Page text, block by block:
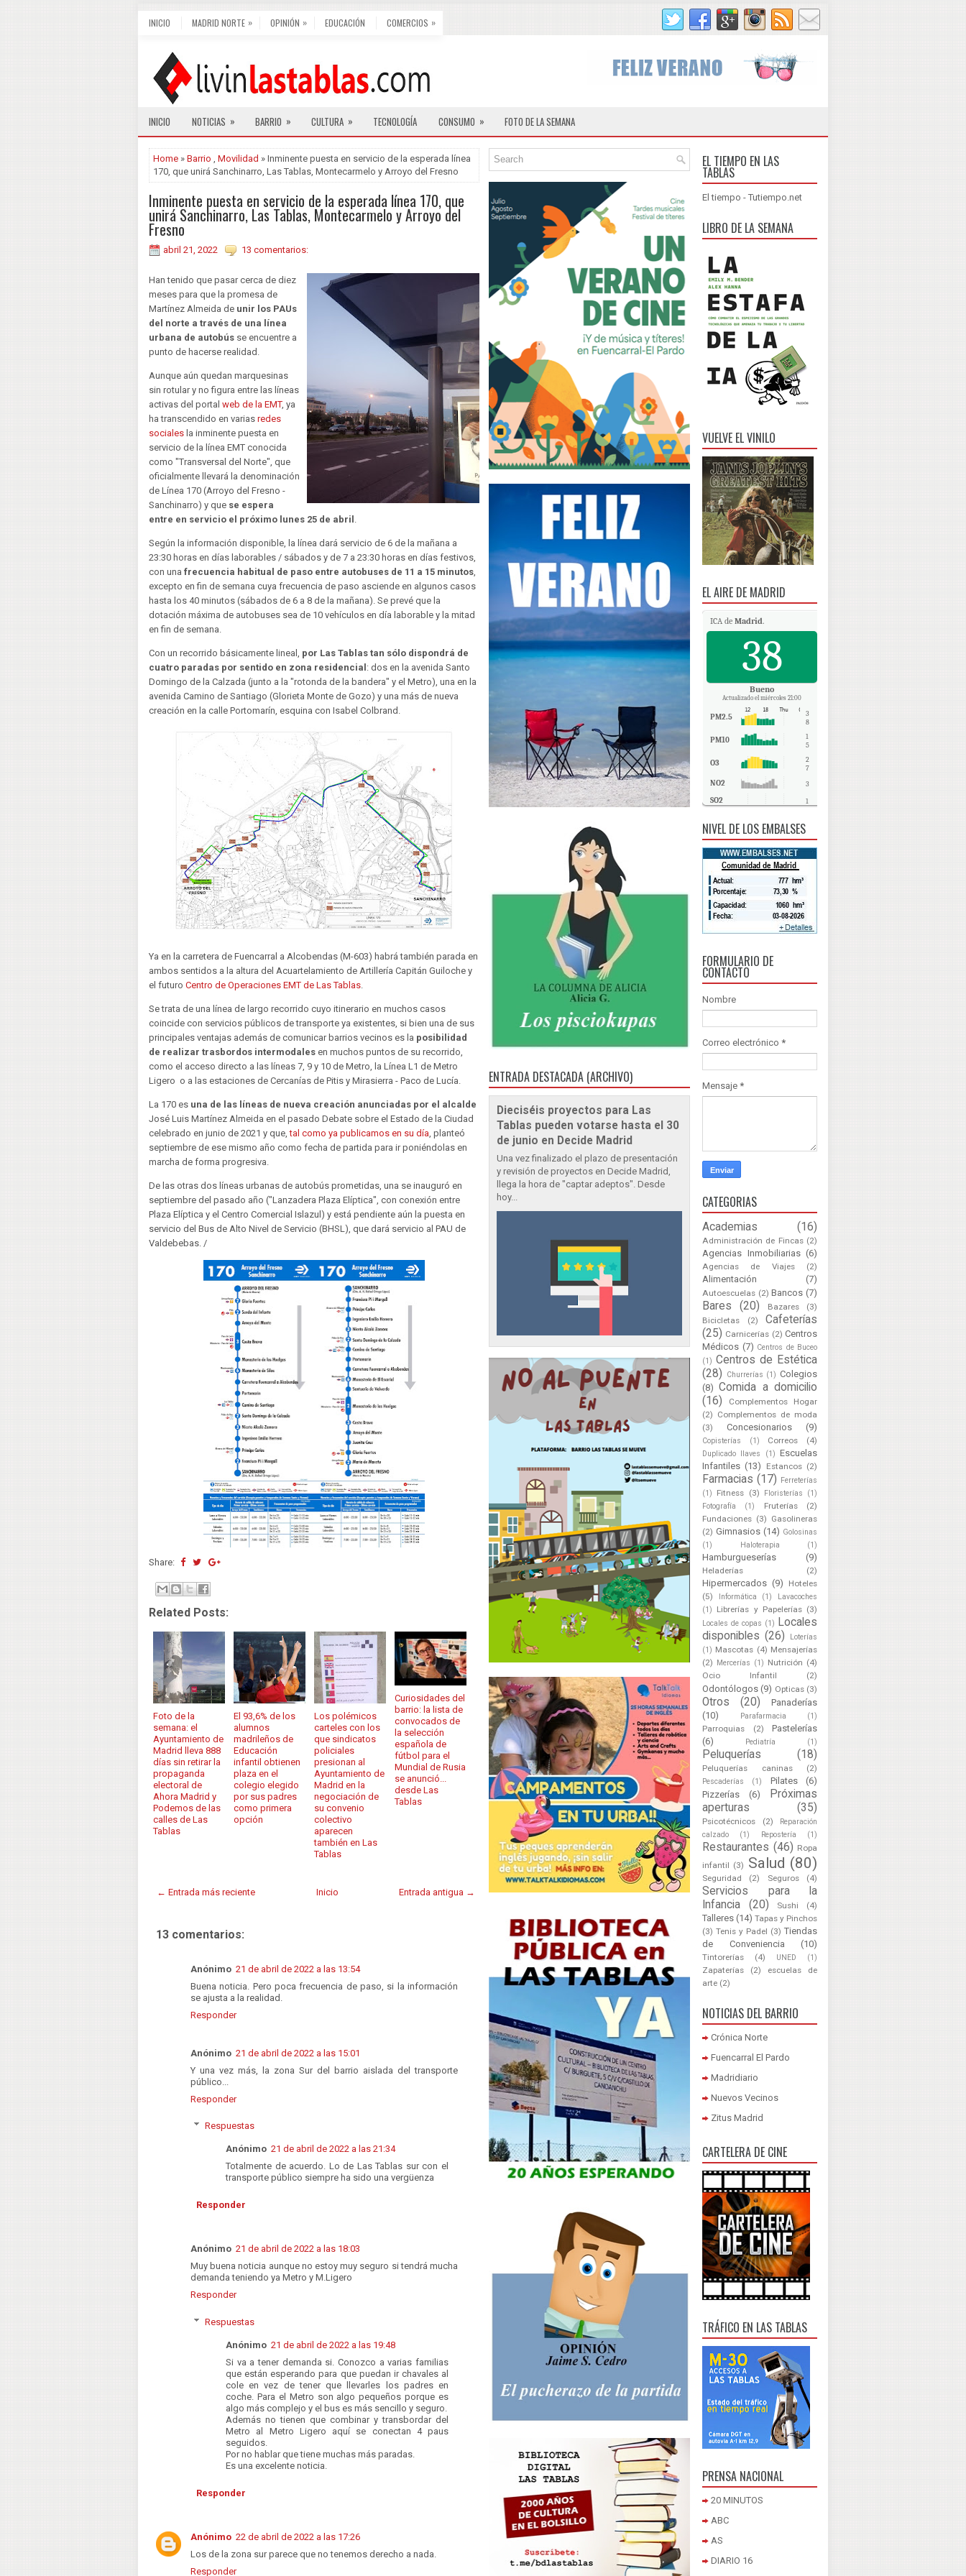
INICIO MADRID NORTE » OPINIÓN » EDUCACIÓN COMERCIOS »
INICIO NOTICIAS » BARRIO » CULTURA » TECNOLOGÍA CONSUMO » FOTO DE LA SEMANA
Home » Barrio , Movilidad » Inminente puesta en servicio de la esperada línea
170, que unirá Sanchinarro, Las Tablas, Montecarmelo y Arroyo del Fresno
Inminente puesta en servicio de la esperada línea 170, que
unirá Sanchinarro, Las Tablas, Montecarmelo y Arroyo del
Fresno
abril 21, 2022 13 comentarios:
Han tenido que pasar cerca de diez
meses para que la promesa de
Martínez Almeida de unir los PAUs
del norte a través de una línea
urbana de autobús se encuentre a
punto de hacerse realidad.
Aunque aún quedan marquesinas
sin rotular y no figura entre las líneas
activas del portal web de la EMT, ya
ha transcendido en varias redes
sociales la inminente puesta en
servicio de la línea EMT conocida
como "Transversal del Norte", que
oficialmente llevará la denominación
de Línea 170 (Arroyo del Fresno -
Sanchinarro) y que se espera
entre en servicio el próximo lunes 25 de abril .
Según la información disponible, la línea dará servicio de 6 de la mañana a
23:30 horas en días laborables / sábados y de 7 a 23:30 horas en días festivos,
con una frecuencia habitual de paso entre autobuses de 11 a 15 minutos,
excepto en fin de semana cuya frecuencia de paso asciende en algunos casos
hasta los 40 minutos (sábados de 6 a 8 de la mañana). Se prevé que la
dotación máxima de autobuses sea de 10 vehículos en día laborable y la mitad
en fin de semana.
Con un recorrido básicamente lineal, por Las Tablas tan sólo dispondrá de
cuatro paradas por sentido en zona residencial : dos en la avenida Santo
Domingo de la Calzada (junto a la "rotonda de la bandera" y el Metro), una en la
avenida Camino de Santiago (Glorieta Monte de Gozo) y una más de nueva
creación en la calle Portomarín, esquina con Isabel Colbrand.
Ya en la carretera de Fuencarral a Alcobendas (M-603) habrá también parada en
ambos sentidos a la altura del Acuartelamiento de Artillería Capitán Guiloche y
el futuro Centro de Operaciones EMT de Las Tablas.
Se trata de una línea de largo recorrido cuyo itinerario en muchos casos
coincide con servicios públicos de transporte ya existentes, si bien una de sus
principales ventajas además de comunicar barrios vecinos es la posibilidad
de realizar trasbordos intermodales en muchos puntos de su recorrido,
como el acceso directo a las líneas 7, 9 y 10 de Metro, la Línea L1 de Metro
Ligero o a las estaciones de Cercanías de Pitis y Mirasierra - Paco de Lucía.
La 170 es una de las líneas de nueva creación anunciadas por el alcalde
José Luis Martínez Almeida en el pasado Debate sobre el Estado de la Ciudad
celebrado en junio de 2021 y que,tal como ya publicamos en su día, planteó
septiembre de ese mismo año como fecha de partida para ir poniéndolas en
marcha de forma progresiva.
De las otras dos líneas urbanas de autobús prometidas, una se inauguró en
septiembre del pasado año ("Lanzadera Plaza Elíptica", con conexión entre
Plaza Elíptica y el Centro Comercial Islazul) y está pendiente aún la puesta en
servicio del Bus de Alto Nivel de Servicio (BHSL), que dará servicio al PAU de
Valdebebas. /
Share:
Related Posts:
Foto de la
semana: el
Ayuntamiento de
Madrid lleva 888
días sin retirar la
propaganda
electoral de
Ahora Madrid y
Podemos de las
calles de Las
Tablas
El 93,6% de los
alumnos
madrileños de
Educación
infantil obtienen
plaza en el
colegio elegido
por sus padres
como primera
opción
Los polémicos
carteles con los
que sindicatos
policiales
presionan al
Ayuntamiento de
Madrid en la
negociación de
su convenio
colectivo
aparecen
también en Las
Tablas
Curiosidades del
barrio: la lista de
convocados de
la selección
española de
fútbol para el
Mundial de Rusia
se anunció...
desde Las
Tablas
← Entrada más reciente Entrada antigua →
Inicio
13 comentarios:
Anónimo 21 de abril de 2022 a las 13:54
Buena noticia. Pero poca frecuencia de paso, si la información
se ajusta a la realidad.
Responder
Anónimo 21 de abril de 2022 a las 15:01
Y una vez más, la zona Sur del barrio aislada del transporte
público...
Responder
Respuestas
Anónimo 21 de abril de 2022 a las 21:34
Totalmente de acuerdo. Lo de Las Tablas sur con el
transporte público siempre ha sido una vergüenza
Responder
Anónimo 21 de abril de 2022 a las 18:03
Muy buena noticia aunque no estoy muy seguro si tendrá mucha
demanda teniendo ya Metro y M.Ligero
Responder
Respuestas
Anónimo 21 de abril de 2022 a las 19:48
Si va a tener demanda si. Conozco a varias familias
que están esperando para que puedan ir chavales al
cole en vez de tener que llevarles los padres en
coche. Para el Metro son algo pequeños porque es
algo más complejo y el bus es más sencillo y seguro.
Además no tienen que combinar y transbordar del
Metro al Metro Ligero aquí se conectan 4 paus
seguidos.
Por no hablar que tiene muchas más paradas.
Es una excelente noticia.
Responder
Anónimo 22 de abril de 2022 a las 17:26
Los de la zona sur parece que no tenemos derecho a nada.
Responder
ENTRADA DESTACADA (ARCHIVO)
Dieciséis proyectos para Las
Tablas pueden votarse hasta el 30
de junio en Decide Madrid
Una vez finalizado el plazo de presentación
y revisión de proyectos en Decide Madrid,
llega la hora de "captar adeptos". Desde
hoy...
EL TIEMPO EN LAS
TABLAS
El tiempo - Tutiempo.net
LIBRO DE LA SEMANA
VUELVE EL VINILO
EL AIRE DE MADRID
ICA de Madrid.
38
Bueno
Actualizado el miércoles 21:00
PM2.5
3
8
PM10
1
5
O3
2
7
NO2 3
SO2 1
NIVEL DE LOS EMBALSES
FORMULARIO DE
CONTACTO
Nombre
Correo electrónico *
Mensaje *
CATEGORIAS
Academias (16)
Administración de Fincas (2)
Agencias Inmobiliarias (6)
Agencias de Viajes (2)
Alimentación (7)
Autoescuelas (2) Bancos (7)
Bares (20) Bazares
(3)
Bicicletas
(2)
Cafeterías
(25) Carnicerías (2) Centros
Médicos (7) Centros de Buceo
(1) Centros de Estética
(28)
Churrerías (1) Colegios
(8) Comida a domicilio
(16)
Complementos Hogar
(2) Complementos de moda
(3)
Concesionarios (9)
Copisterías (1) Correos (4)
Duplicado llaves (1) Escuelas
Infantiles (13) Estancos (2)
Farmacias (17) Ferreterías
(1)
Fitness (3) Floristerías
(1)
Fotografía
(1) Fruterías
(2)
Fundaciones (3) Gasolineras
(2) Gimnasios (14) Golosinas
(1)
Haloterapia (1)
Hamburgueserías (9)
Heladerías (2)
Hipermercados (9)
Hoteles
(5)
Informática (1)
Lavacoches
(1)
Librerías y Papelerías (3)
Locales de copas (1)
Locales
disponibles (26)
Loterías
(1) Mascotas (4) Mensajerías
(2) Mercerías (1) Nutrición (4)
Ocio Infantil
(2)
Odontólogos (9) Opticas (3)
Otros (20)
Panaderías
(10)
Parafarmacia (1)
Parroquias (2)
Pastelerías
(6)
Pediatría (1)
Peluquerías (18)
Peluquerías caninas (2)
Pescaderías (1) Pilates
(6)
Pizzerías
(6)
Próximas
aperturas
(35)
Psicotécnicos (2)
Reparación
calzado
(1) Repostería (1)
Restaurantes (46) Ropa
infantil (3) Salud (80)
Seguridad (2) Seguros (4)
Servicios para la
Infancia
(20) Sushi (4)
Talleres (14) Tapas y Pinchos
(3) Tenis y Padel (3) Tiendas
de Conveniencia
(10)
Tintorerías (4) UNED (1)
Zapaterías (2)
escuelas de
arte (2)
NOTICIAS DEL BARRIO
Crónica Norte
Fuencarral El Pardo
Madridiario
Nuevos Vecinos
Zitus Madrid
CARTELERA DE CINE
TRÁFICO EN LAS TABLAS
PRENSA NACIONAL
20 MINUTOS
ABC
AS
DIARIO 16